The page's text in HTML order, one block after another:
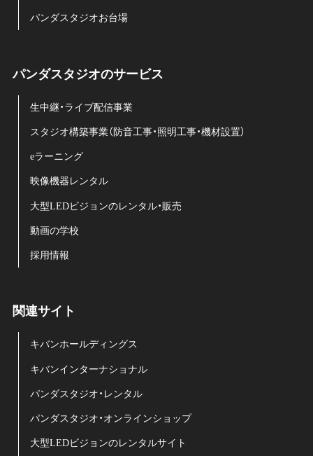
パンダスタジオお台場
パンダスタジオのサービス
生中継・ライブ配信事業
スタジオ構築事業（防音工事・照明工事・機材設置）
eラーニング
映像機器レンタル
大型LEDビジョンのレンタル・販売
動画の学校
採用情報
関連サイト
キバンホールディングス
キバンインターナショナル
パンダスタジオ・レンタル
パンダスタジオ・オンラインショップ
大型LEDビジョンのレンタルサイト